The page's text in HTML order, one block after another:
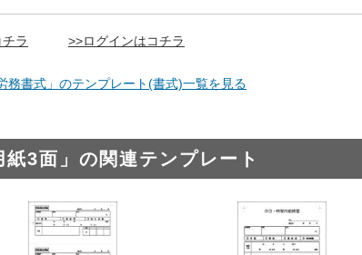
ラ >>ログインはコチラ
務書式」のテンプレート(書式)一覧を見る
紙3面」の関連テンプレート